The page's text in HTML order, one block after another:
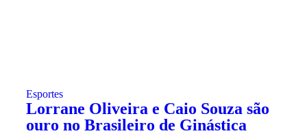
Esportes
Lorrane Oliveira e Caio Souza são
ouro no Brasileiro de Ginástica